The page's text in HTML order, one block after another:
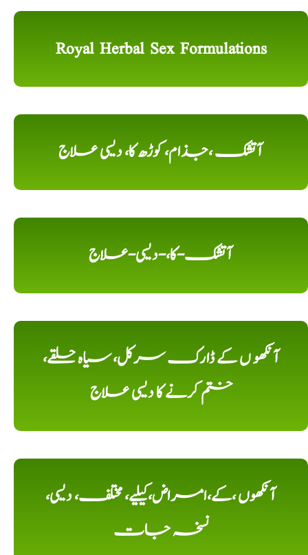
Royal Herbal Sex Formulations
آتشک ،جذام، کوڑھ کا، دیسی علاج
آتشک-کا،-دیسی-علاج
آنکھو ں کے ڈارک سرکل، سیاہ حلقے،
ختم کرنے کا دیسی علاج
آنکھوں ،کے،امراض،کیلیے، مختلف، دیسی،
نسخہ جات